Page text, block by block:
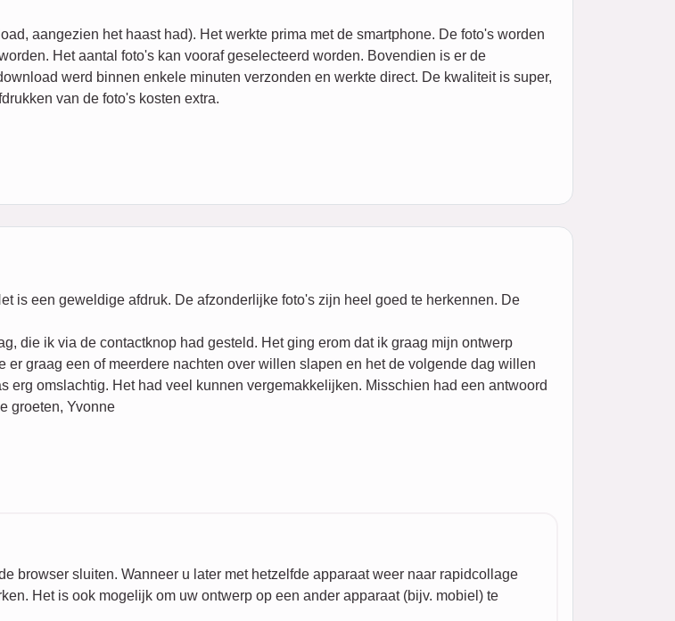
aangezien het haast had). Het werkte prima met de smartphone. De foto's worden
Het aantal foto's kan vooraf geselecteerd worden. Bovendien is er de
werd binnen enkele minuten verzonden en werkte direct. De kwaliteit is super,
van de foto's kosten extra.
is een geweldige afdruk. De afzonderlijke foto's zijn heel goed te herkennen. De
die ik via de contactknop had gesteld. Het ging erom dat ik graag mijn ontwerp
graag een of meerdere nachten over willen slapen en het de volgende dag willen
omslachtig. Het had veel kunnen vergemakkelijken. Misschien had een antwoord
groeten, Yvonne
browser sluiten. Wanneer u later met hetzelfde apparaat weer naar rapidcollage
Het is ook mogelijk om uw ontwerp op een ander apparaat (bijv. mobiel) te